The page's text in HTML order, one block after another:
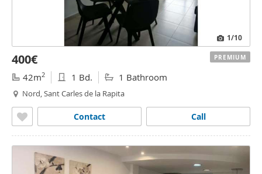
1/10
400€
42m2 1 Bd. 1 Bathroom
Nord, Sant Carles de la Rapita
Call
Contact
PREMIUM